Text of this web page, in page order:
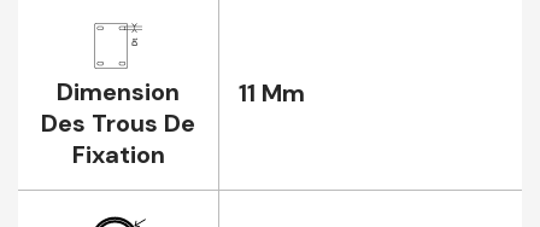
Dimension
Des Trous De
Fixation
11 Mm